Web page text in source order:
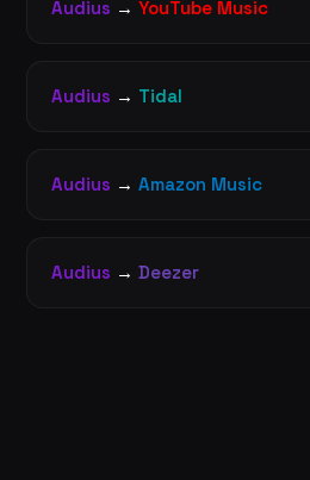
Audius → YouTube Music
Audius → Tidal
Audius → Amazon Music
Audius → Deezer